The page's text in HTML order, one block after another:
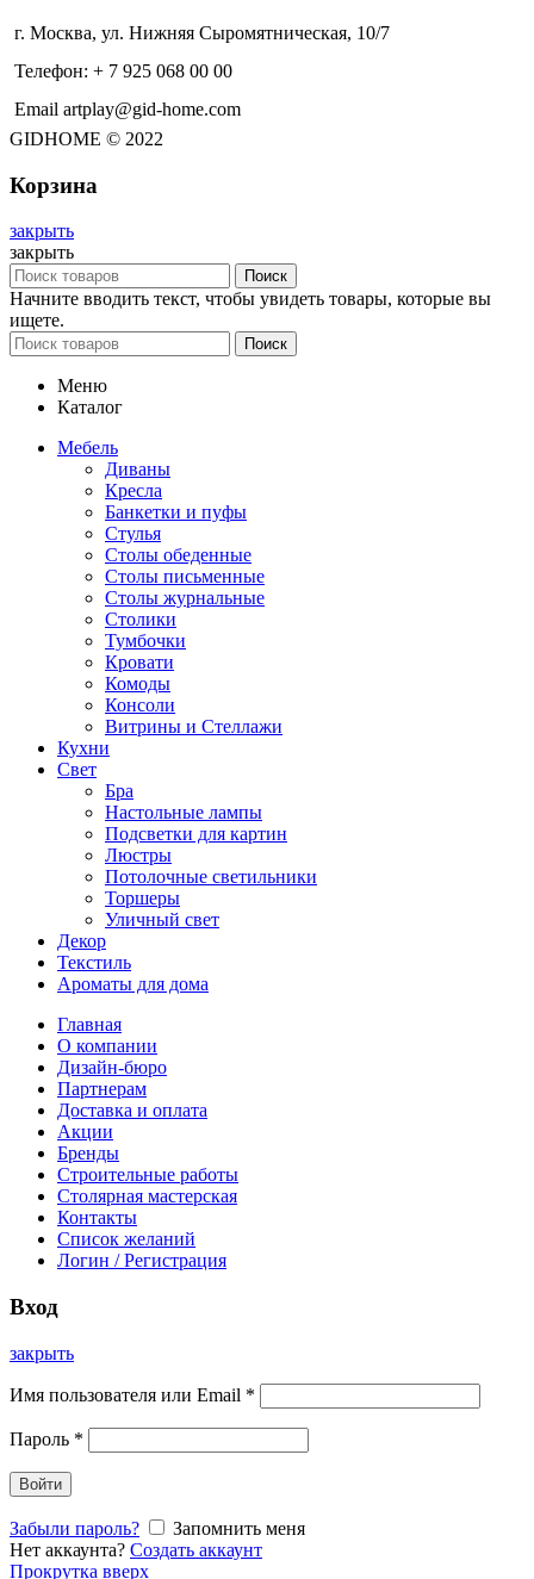
г. Москва, ул. Нижняя Сыромятническая, 10/7
Телефон: + 7 925 068 00 00
Email artplay@gid-home.com
GIDHOME © 2022
Корзина
закрыть
закрыть
Поиск
Начните вводить текст, чтобы увидеть товары, которые вы
ищете.
Поиск
Меню
Каталог
Мебель
Диваны
Кресла
Банкетки и пуфы
Стулья
Столы обеденные
Столы письменные
Столы журнальные
Столики
Тумбочки
Кровати
Комоды
Консоли
Витрины и Стеллажи
Кухни
Свет
Бра
Настольные лампы
Подсветки для картин
Люстры
Потолочные светильники
Торшеры
Уличный свет
Декор
Текстиль
Ароматы для дома
Главная
О компании
Дизайн-бюро
Партнерам
Доставка и оплата
Акции
Бренды
Строительные работы
Столярная мастерская
Контакты
Список желаний
Логин / Регистрация
Вход
закрыть
Имя пользователя или Email *
Пароль *
Войти
Забыли пароль?
Запомнить меня
Нет аккаунта? Создать аккаунт
Прокрутка вверх